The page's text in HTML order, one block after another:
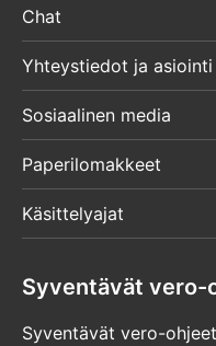
Chat
Yhteystiedot ja asiointi
Sosiaalinen media
Paperilomakkeet
Käsittelyajat
Syventävät vero-
Syventävät vero-